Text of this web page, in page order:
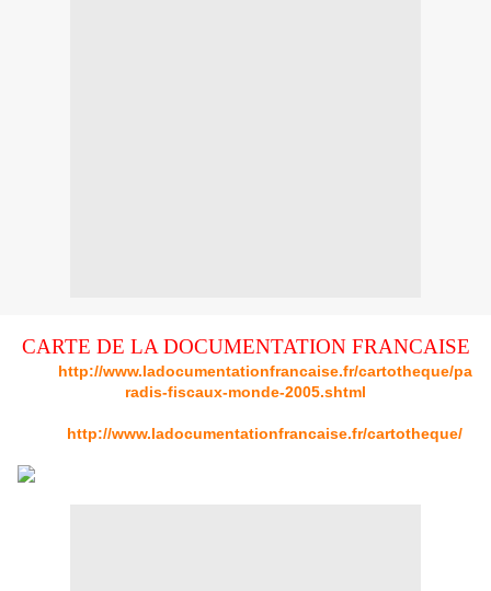
CARTE DE LA DOCUMENTATION FRANCAISE
http://www.ladocumentationfrancaise.fr/cartotheque/pa
radis-fiscaux-monde-2005.shtml
http://www.ladocumentationfrancaise.fr/cartotheque/